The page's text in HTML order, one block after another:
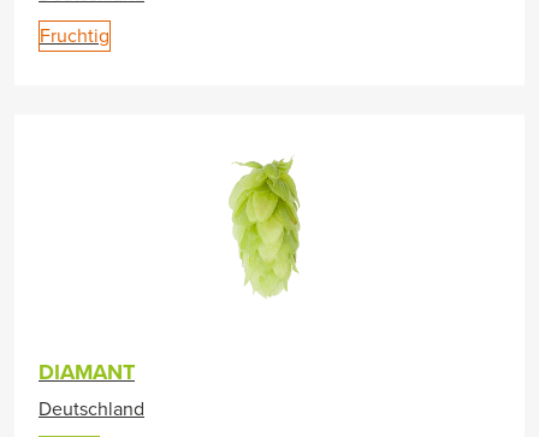
Fruchtig
DIAMANT
Deutschland